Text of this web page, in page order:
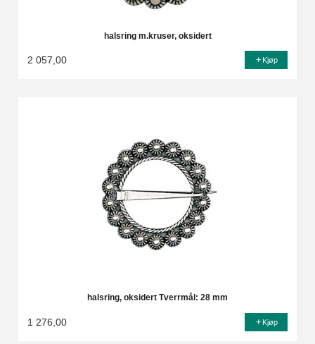
halsring m.kruser, oksidert
2 057,00 Kjøp
halsring, oksidert Tverrmål: 28 mm
1 276,00 Kjøp